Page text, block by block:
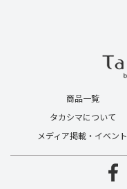
商品一覧
タカシマについて
メディア掲載・イベント